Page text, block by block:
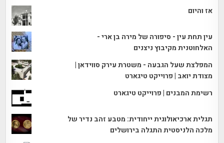
אז והיום
עין תחת עין - סיפורה של מירה בן ארי -
האלחוטנית מקיבוץ ניצנים
המפלצת שעל הגבעה - משטרת עירק סווידאן |
מצודת יואב | פרוייקט טיגארט
רשימת המבנים | פרוייקט טיגארט
תגלית ארכיאולוגית ייחודית: מטבע זהב נדיר של
מלכה הלניסטית התגלה בירושלים